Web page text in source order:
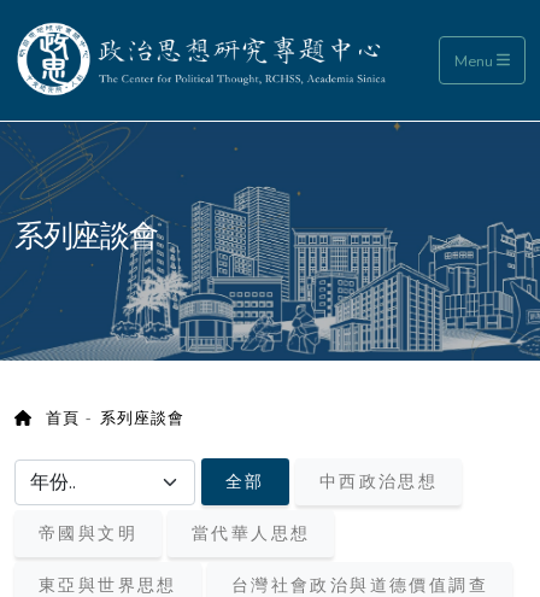
政治思想研究專題中心 Menu
:::
系列座談會
首頁 系列座談會
選擇年份/choose year 全部 中西政治思想
帝國與文明 當代華人思想
東亞與世界思想 台灣社會政治與道德價值調查